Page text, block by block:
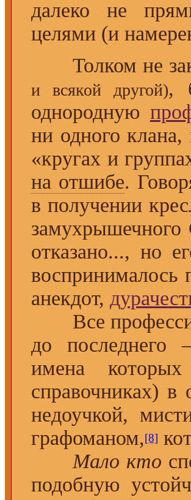
далеко не
целями (и
Толком не
и всякой другой),
однородную
ни одного
«кругах и
на отшибе.
в получении
отказано..., но
воспринималось
анекдот,
Все
до последнего
имена
справочниках)
недоучкой,
графоманом,[8]
Мало кто
подобную